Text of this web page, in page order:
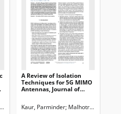
Sienkiewicz Konrad Mongay Batalla
A Review of Isolation
Techniques for 5G MIMO
Antennas, Journal of
2024, nr 3
Kaur, Parminder Malhotra, Shivani